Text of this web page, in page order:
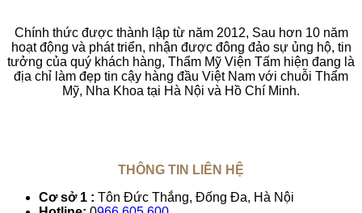
Chính thức được thành lập từ năm 2012, Sau hơn 10 năm
hoạt động và phát triển, nhận được đông đảo sự ủng hộ, tin
tưởng của quý khách hàng, Thẩm Mỹ Viện Tấm hiện đang là
địa chỉ làm đẹp tin cậy hàng đầu Việt Nam với chuỗi Thẩm
Mỹ, Nha Khoa tại Hà Nội và Hồ Chí Minh.
THÔNG TIN LIÊN HỆ
Cơ sở 1 : Tôn Đức Thắng, Đống Đa, Hà Nội